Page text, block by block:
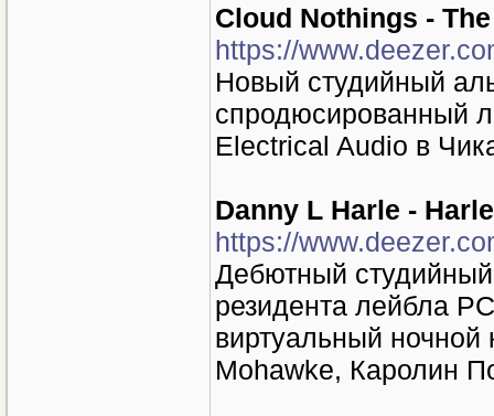
Cloud Nothings -
https://
Новый студийный
спродюсированный
Electrical Audio в
Danny L Harle -
https://
Дебютный
резидента лейбла
виртуальный ночной
Mohawke, Каролин